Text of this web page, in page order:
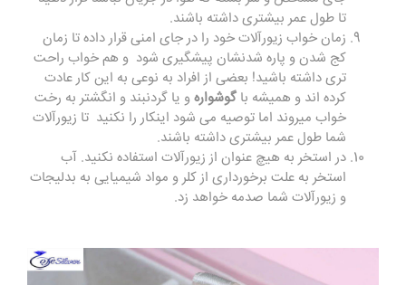
تا طول عمر بیشتری داشته باشند.
زمان خواب زیورآلات خود را در جای امنی قرار داده تا زمان
کج شدن و پاره شدنشان پیشگیری شود و هم خواب راحت
تری داشته باشید! بعضی از افراد به نوعی به این کار عادت
کرده اند و همیشه با گوشوارهو یا گردنبند و انگشتر به رخت
خواب میروند اما توصیه می شود اینکار را نکنید تا زیورآلات
شما طول عمر بیشتری داشته باشند.
در استخر به هیچ عنوان از زیورآلات استفاده نکنید. آب
استخر به علت برخورداری از کلر و مواد شیمیایی به بدلیجات
و زیورآلات شما صدمه خواهد زد.